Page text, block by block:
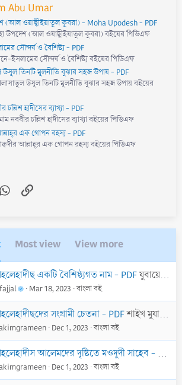
Abu Umar
(আল ওয়াছ্বীইয়াতুল কুবরা) - Moha Upodesh - PDF
উপদেশ (আল ওয়াছ্বীইয়াতুল কুবরা) বইয়ের পিডিএফ
সৌন্দর্য ও বৈশিষ্ট্য - PDF
ইসলামের সৌন্দর্য ও বৈশিষ্ট্য বইয়ের পিডিএফ
উসূল তিনটি মূলনীতি বুঝার সহজ উপায় - PDF
উসূল তিনটি মূলনীতি বুঝার সহজ উপায় বইয়ের
চল্লিশ হাদীসের ব্যাখ্যা - PDF
চল্লিশ হাদীসের ব্যাখ্যা বইয়ের পিডিএফ
এক গোপন রহস্য - PDF
আল্লাহ্‌র এক গোপন রহস্য বইয়ের পিডিএফ
WhatsApp
Link
Most view View more
একটি বৈশিষ্ঠ্যগত নাম - PDFযুবায়ের আলী যাঈ
Mar 18, 2023 বাংলা বই
সংগ্রামী চেতনা - PDFশাইখ মুযাফফর বিন মুহসিন
Dec 1, 2023 বাংলা বই
আলেমদের দৃষ্টিতে মওদুদী সাহেব - PDF
Dec 1, 2023 বাংলা বই